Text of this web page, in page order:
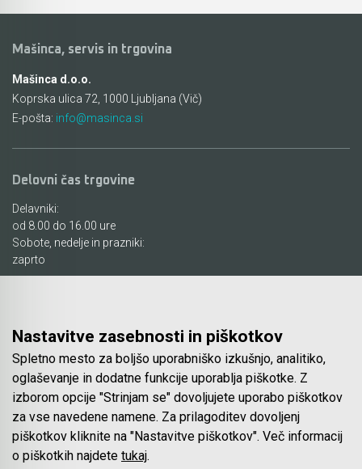
Mašinca, servis in trgovina
Mašinca d.o.o.
Koprska ulica 72, 1000 Ljubljana (Vič)
E-pošta: info@masinca.si
Delovni čas trgovine
Delavniki:
od 8.00 do 16.00 ure
Sobote, nedelje in prazniki:
zaprto
O podjetju
Servis
Najem
Lokacija in kontakt
Blog
Videoposnetki
Katalogi
Pogosta vprašanja
Piškotki
Nastavitve zasebnosti in piškotkov
Spletno mesto za boljšo uporabniško izkušnjo, analitiko,
oglaševanje in dodatne funkcije uporablja piškotke. Z
izborom opcije "Strinjam se" dovoljujete uporabo piškotkov
za vse navedene namene. Za prilagoditev dovoljenj
piškotkov kliknite na "Nastavitve piškotkov". Več informacij
o piškotkih najdete tukaj.
Brusilniki za zidove
Bosch
Sesanje
Rezbarjenje
Pribor za industrijske fene
KAINDL univerzalna žaga za kotni brusilnik
Mešala za mešalnike
Ročno orodje
Pribor za prebijalnike in rezalnike kovine
Stranski in krožni ročaji